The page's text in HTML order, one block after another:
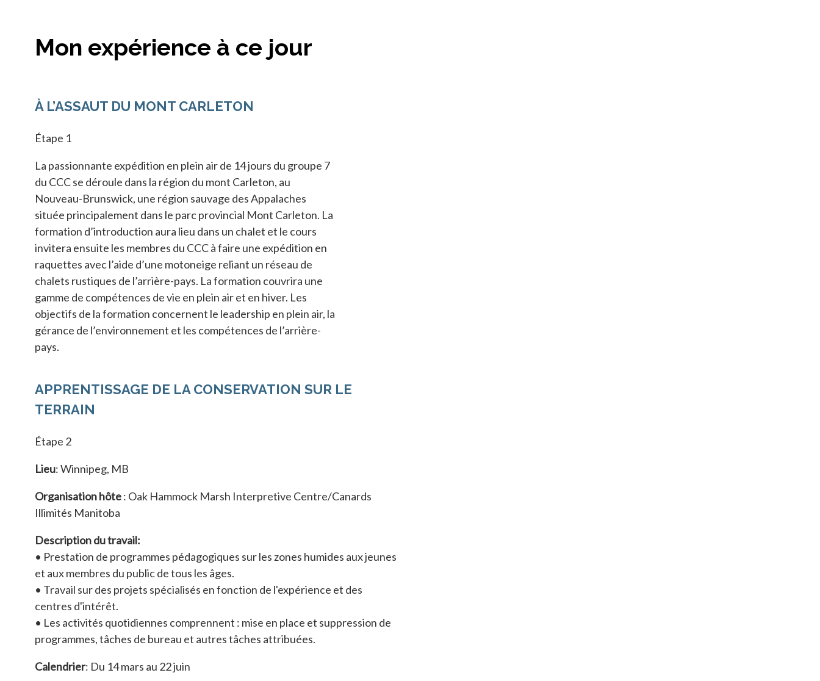
Mon expérience à ce jour
À L’ASSAUT DU MONT CARLETON
Étape 1
La passionnante expédition en plein air de 14 jours du groupe 7
du CCC se déroule dans la région du mont Carleton, au
Nouveau-Brunswick, une région sauvage des Appalaches
située principalement dans le parc provincial Mont Carleton. La
formation d’introduction aura lieu dans un chalet et le cours
invitera ensuite les membres du CCC à faire une expédition en
raquettes avec l’aide d’une motoneige reliant un réseau de
chalets rustiques de l’arrière-pays. La formation couvrira une
gamme de compétences de vie en plein air et en hiver. Les
objectifs de la formation concernent le leadership en plein air, la
gérance de l’environnement et les compétences de l’arrière-
pays.
APPRENTISSAGE DE LA CONSERVATION SUR LE
TERRAIN
Étape 2
Lieu: Winnipeg, MB
Organisation hôte: Oak Hammock Marsh Interpretive Centre/Canards
Illimités Manitoba
Description du travail:
• Prestation de programmes pédagogiques sur les zones humides aux jeunes
et aux membres du public de tous les âges.
• Travail sur des projets spécialisés en fonction de l'expérience et des
centres d'intérêt.
• Les activités quotidiennes comprennent : mise en place et suppression de
programmes, tâches de bureau et autres tâches attribuées.
Calendrier: Du 14 mars au 22 juin